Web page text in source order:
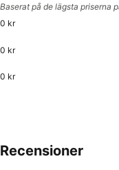
Baserat på de lägsta priserna
0 kr
0 kr
0 kr
Recensioner